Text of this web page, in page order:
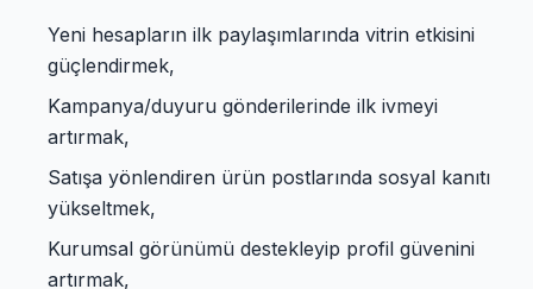
Yeni hesapların ilk paylaşımlarında vitrin etkisini
güçlendirmek,
Kampanya/duyuru gönderilerinde ilk ivmeyi
artırmak,
Satışa yönlendiren ürün postlarında sosyal kanıtı
yükseltmek,
Kurumsal görünümü destekleyip profil güvenini
artırmak,